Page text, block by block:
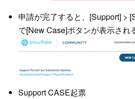
申請が完了すると、[Support] >
で[New Case]ボタンが表示され
Support CASE起票